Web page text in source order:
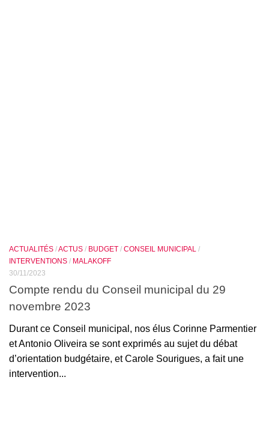
ACTUALITÉS /ACTUS / BUDGET / CONSEIL MUNICIPAL /
INTERVENTIONS / MALAKOFF
30/11/2023
Compte rendu du Conseil municipal du 29
novembre 2023
Durant ce Conseil municipal, nos élus Corinne Parmentier
et Antonio Oliveira se sont exprimés au sujet du débat
d’orientation budgétaire, et Carole Sourigues, a fait une
intervention...